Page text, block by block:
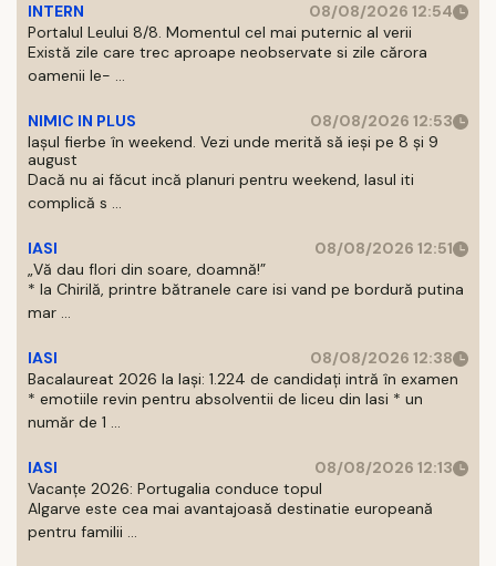
INTERN
08/08/2026 12:54
Portalul Leului 8/8. Momentul cel mai puternic al verii
Există zile care trec aproape neobservate si zile cărora
oamenii le- ...
NIMIC IN PLUS
08/08/2026 12:53
Iașul fierbe în weekend. Vezi unde merită să ieși pe 8 și 9
august
Dacă nu ai făcut incă planuri pentru weekend, Iasul iti
complică s ...
IASI
08/08/2026 12:51
„Vă dau flori din soare, doamnă!”
* la Chirilă, printre bătranele care isi vand pe bordură putina
mar ...
IASI
08/08/2026 12:38
Bacalaureat 2026 la Iași: 1.224 de candidați intră în examen
* emotiile revin pentru absolventii de liceu din Iasi * un
număr de 1 ...
IASI
08/08/2026 12:13
Vacanțe 2026: Portugalia conduce topul
Algarve este cea mai avantajoasă destinatie europeană
pentru familii ...